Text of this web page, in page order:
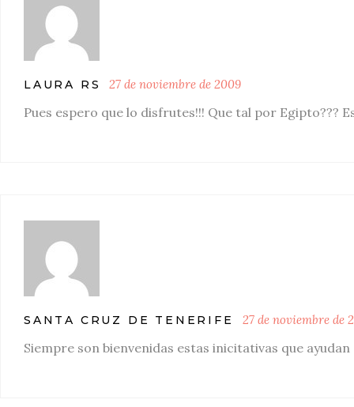
LAURA RS 27 de noviembre de 2009
Pues espero que lo disfrutes!!! Que tal por Egipto???
SANTA CRUZ DE TENERIFE 27 de noviembre de
Siempre son bienvenidas estas inicitativas que